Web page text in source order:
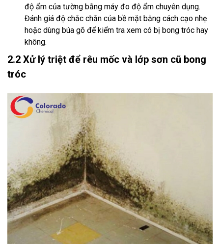
độ ẩm của tường bằng máy đo độ ẩm chuyên dụng.
Đánh giá độ chắc chắn của bề mặt bằng cách cạo nhẹ
hoặc dùng búa gõ để kiểm tra xem có bị bong tróc hay
không.
2.2 Xử lý triệt để rêu mốc và lớp sơn cũ bong
tróc